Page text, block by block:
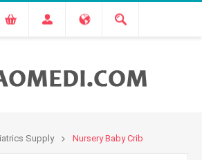
Supply Nursery Baby Crib